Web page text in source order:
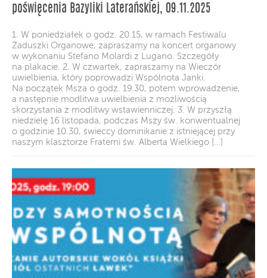
poświęcenia Bazyliki Laterańskiej, 09.11.2025
1. W poniedziałek o godz. 20.15, w ramach Festiwalu
Zaduszki Organowe, zapraszamy na koncert organowy
w wykonaniu Stefano Molardi z Lugano. Szczegóły
na plakacie. 2. W czwartek, zapraszamy na Wieczór
uwielbienia, który poprowadzi Wspólnota Janki.
Na początek Msza o godz. 19.30, potem wprowadzenie,
a następnie modlitwa uwielbienia z możliwością
skorzystania z modlitwy wstawienniczej. 3. W przyszłą
niedzielę 16 listopada, podczas Mszy św. konwentualnej
o godzinie 10.30, świeccy dominikanie z istniejącej przy
naszym klasztorze Fraterni św. Alberta Wielkiego […]